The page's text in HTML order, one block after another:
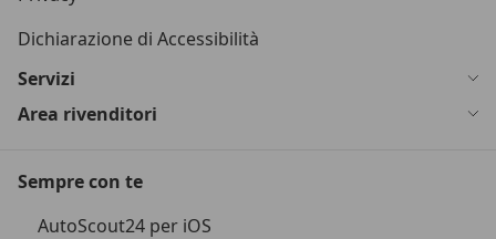
Dichiarazione di Accessibilità
Servizi
Area rivenditori
Sempre con te
AutoScout24 per iOS